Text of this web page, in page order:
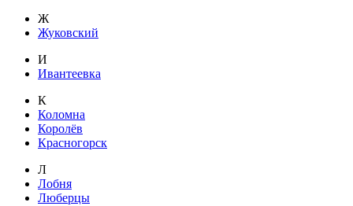
Ж
Жуковский
И
Ивантеевка
К
Коломна
Королёв
Красногорск
Л
Лобня
Люберцы